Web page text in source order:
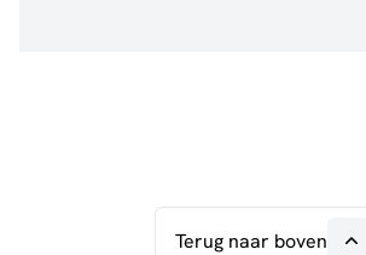
Terug naar boven